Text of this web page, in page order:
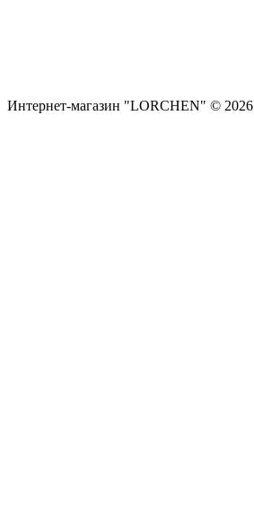
Интернет-магазин "LORCHEN" © 2026